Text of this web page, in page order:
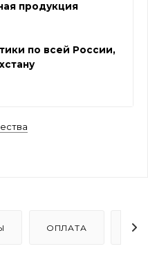
продукция
по всей России,
ОПЛАТА